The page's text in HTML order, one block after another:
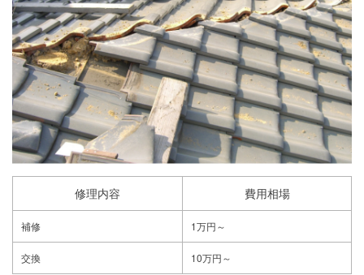
修理内容 費用相場
補修 1万円～
交換 10万円～